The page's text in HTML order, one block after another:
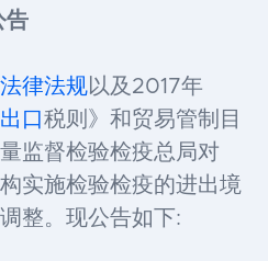
告
法律法规以及2017年
口 税则》和贸易管制目
监督检验检疫总局对
实施检验检疫的进出境
整。现公告如下: